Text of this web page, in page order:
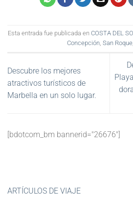
Esta entrada fue publicada en COSTA DEL
Concepción, San Roque,
Descubre los mejores
atractivos turísticos de
Marbella en un solo lugar.
[bdotcom_bm bannerid="26676"]
ARTÍCULOS DE VIAJE